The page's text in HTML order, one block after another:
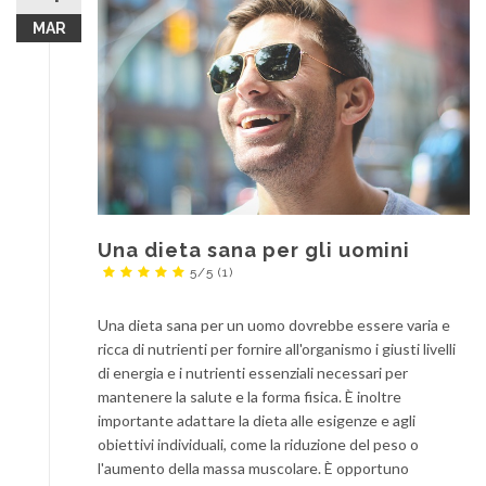
MAR
Una dieta sana per gli uomini
5/5 (1)
Una dieta sana per un uomo dovrebbe essere varia e
ricca di nutrienti per fornire all'organismo i giusti livelli
di energia e i nutrienti essenziali necessari per
mantenere la salute e la forma fisica. È inoltre
importante adattare la dieta alle esigenze e agli
obiettivi individuali, come la riduzione del peso o
l'aumento della massa muscolare. È opportuno